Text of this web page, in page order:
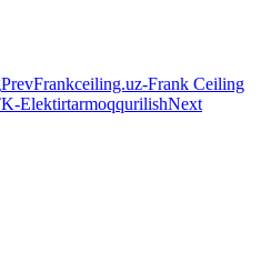
PrevFrankceiling.uz-Frank Ceiling
Next